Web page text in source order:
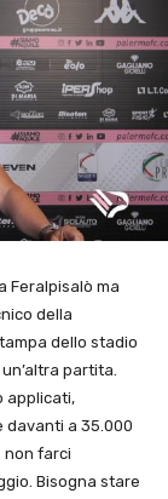
Feralpisalò ma
della
dello stadio
un’altra partita.
applicati,
davanti a 35.000
non farci
Bisogna stare